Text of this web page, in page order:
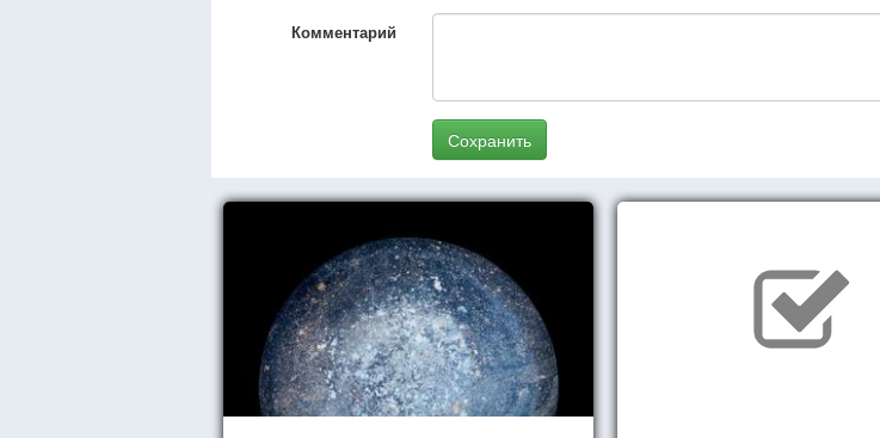
Комментарий
Сохранить